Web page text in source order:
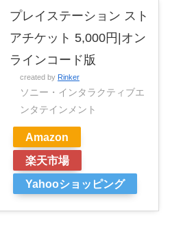
プレイステーション スト
アチケット 5,000円|オン
ラインコード版
created by Rinker
ソニー・インタラクティブエ
ンタテインメント
Amazon
楽天市場
Yahooショッピング